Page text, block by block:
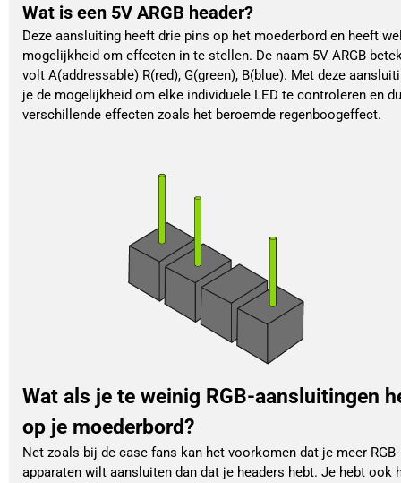
Wat is een 5V ARGB header?
Deze aansluiting heeft drie pins op het moederbord en heeft
mogelijkheid om effecten in te stellen. De naam 5V ARGB
volt A(addressable) R(red), G(green), B(blue). Met deze
je de mogelijkheid om elke individuele LED te controleren en
verschillende effecten zoals het beroemde regenboogeffect.
Wat als je te weinig RGB-aansluitingen
op je moederbord?
Net zoals bij de case fans kan het voorkomen dat je meer RGB-
apparaten wilt aansluiten dan dat je headers hebt. Je hebt ook